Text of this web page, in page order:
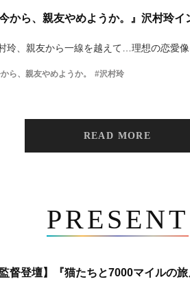
今から、親友やめようか。』沢村玲イ
玲、親友から一線を越えて…理想の恋愛
ら、親友やめようか。 #沢村玲
READ MORE
PRESENT
監督登壇】『猫たちと7000マイルの